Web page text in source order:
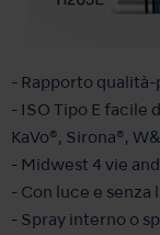
- Rapporto qualità-
- ISO Tipo E facile
KaVo®, Sirona®,
- Midwest 4 vie
- Con luce e senza
- Spray interno o